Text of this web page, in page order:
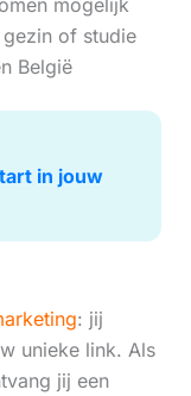
mogelijk
of studie
België
in jouw
: jij
unieke link. Als
jij een